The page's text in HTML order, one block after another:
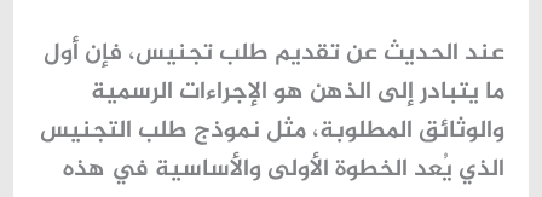
عند الحديث عن تقديم طلب تجنيس، فإن أول
ما يتبادر إلى الذهن هو الإجراءات الرسمية
والوثائق المطلوبة، مثل نموذج طلب التجنيس
الذي يُعد الخطوة الأولى والأساسية في هذه